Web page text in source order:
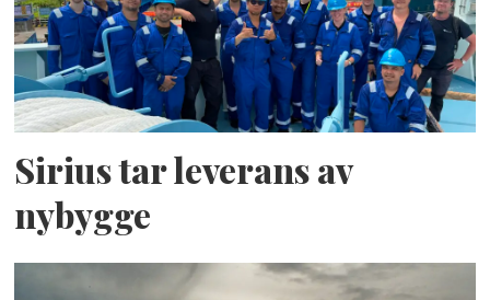
Sirius tar leverans av
nybygge